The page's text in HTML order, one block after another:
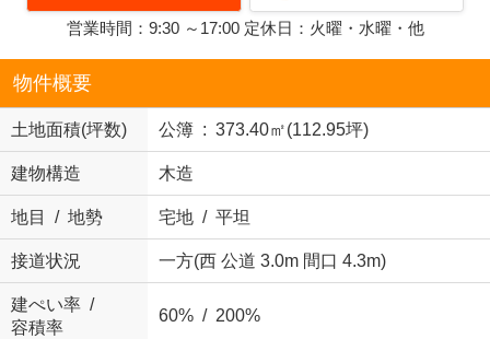
営業時間：9:30 ～17:00 定休日：火曜・水曜・他
物件概要
土地面積(坪数) 公簿 : 373.40㎡(112.95坪)
建物構造 木造
地目 / 地勢 宅地 / 平坦
接道状況 一方(西 公道 3.0m 間口 4.3m)
建ぺい率 /
容積率
60% / 200%